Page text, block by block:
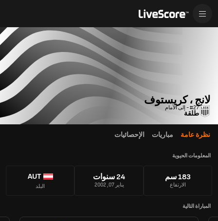
لانج ، كريستوف
#27 - إلى الأمام
طلقة
نظرة عامة مباريات الإحصائيات
المعلومات الحيوية
183 سم
الارتفاع
24 سنوات
يناير 07, 2002
AUT
البلد
المباراة التالية